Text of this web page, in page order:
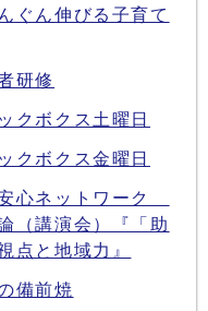
ぐん伸びる子育て
研修
クボクス土曜日
クボクス金曜日
安心ネットワーク
（講演会）『「助
点と地域力』
備前焼